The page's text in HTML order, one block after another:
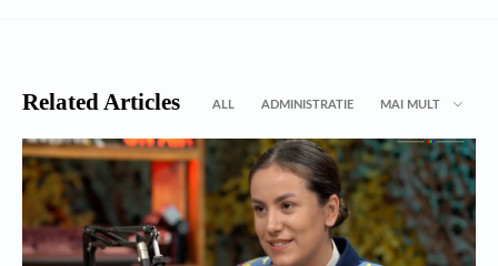
Related Articles ALL ADMINISTRATIE MAI MULT